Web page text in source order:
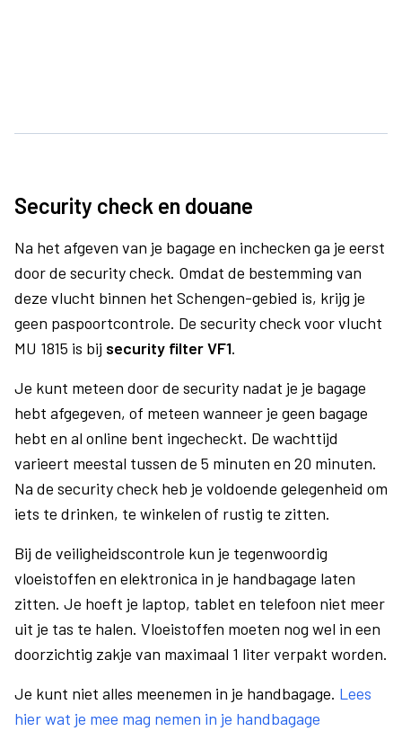
Security check en douane
Na het afgeven van je bagage en inchecken ga je eerst
door de security check. Omdat de bestemming van
deze vlucht binnen het Schengen-gebied is, krijg je
geen paspoortcontrole. De security check voor vlucht
MU 1815 is bij security filter VF1.
Je kunt meteen door de security nadat je je bagage
hebt afgegeven, of meteen wanneer je geen bagage
hebt en al online bent ingecheckt. De wachttijd
varieert meestal tussen de 5 minuten en 20 minuten.
Na de security check heb je voldoende gelegenheid om
iets te drinken, te winkelen of rustig te zitten.
Bij de veiligheidscontrole kun je tegenwoordig
vloeistoffen en elektronica in je handbagage laten
zitten. Je hoeft je laptop, tablet en telefoon niet meer
uit je tas te halen. Vloeistoffen moeten nog wel in een
doorzichtig zakje van maximaal 1 liter verpakt worden.
Je kunt niet alles meenemen in je handbagage. Lees
hier wat je mee mag nemen in je handbagage